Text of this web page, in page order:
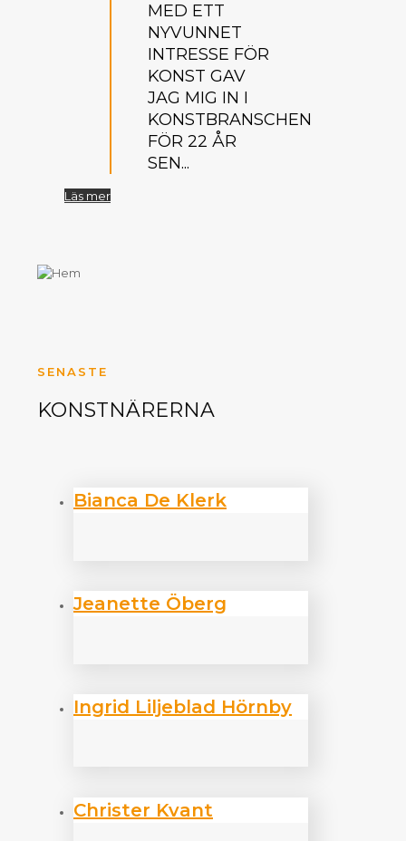
MED ETT
NYVUNNET
INTRESSE FÖR
KONST GAV
JAG MIG IN I
KONSTBRANSCHEN
FÖR 22 ÅR
SEN...
Läs mer
SENASTE
KONSTNÄRERNA
Bianca De Klerk
Jeanette Öberg
Ingrid Liljeblad Hörnby
Christer Kvant